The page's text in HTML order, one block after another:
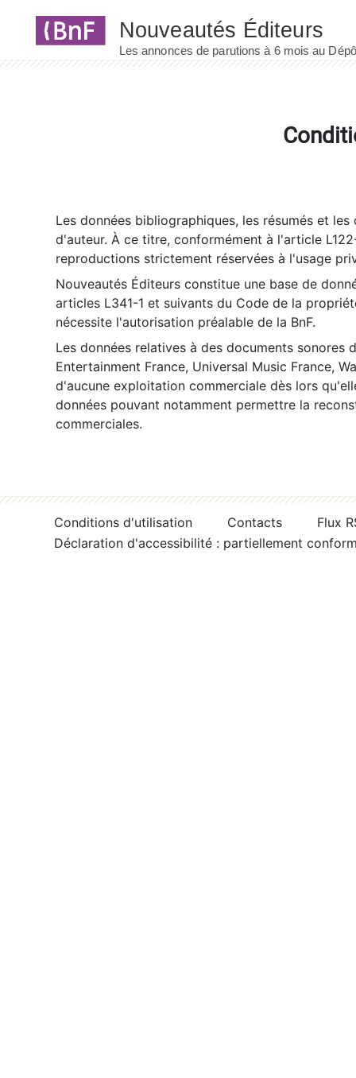
Les données bibliographiques, les résumés et
d'auteur. À ce titre, conformément à l'article
reproductions strictement réservées à l'usage
Nouveautés Éditeurs constitue une base de
articles L341-1 et suivants du Code de la
nécessite l'autorisation préalable de la BnF.
Les données relatives à des documents sonores
Entertainment France, Universal Music France,
d'aucune exploitation commerciale dès lors
données pouvant notamment permettre la
commerciales.
Conditions d'utilisation Contacts
Flux
Déclaration d'accessibilité : partiellement